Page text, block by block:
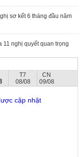
sơ kết 6 tháng đầu năm
11 nghị quyết quan trọng
T7
08/08
CN
09/08
cập nhật